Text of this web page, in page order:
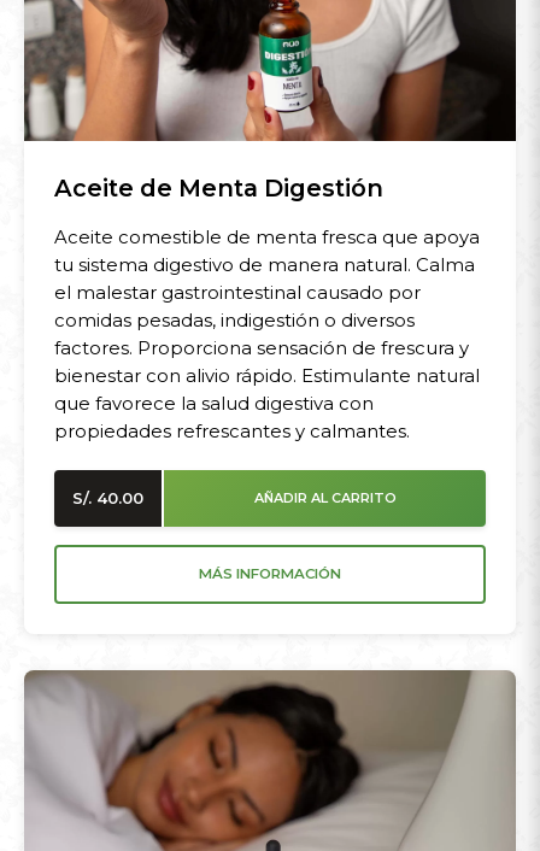
Aceite de Menta Digestión
Aceite comestible de menta fresca que apoya
tu sistema digestivo de manera natural. Calma
el malestar gastrointestinal causado por
comidas pesadas, indigestión o diversos
factores. Proporciona sensación de frescura y
bienestar con alivio rápido. Estimulante natural
que favorece la salud digestiva con
propiedades refrescantes y calmantes.
S/. 40.00 AÑADIR AL CARRITO
MÁS INFORMACIÓN